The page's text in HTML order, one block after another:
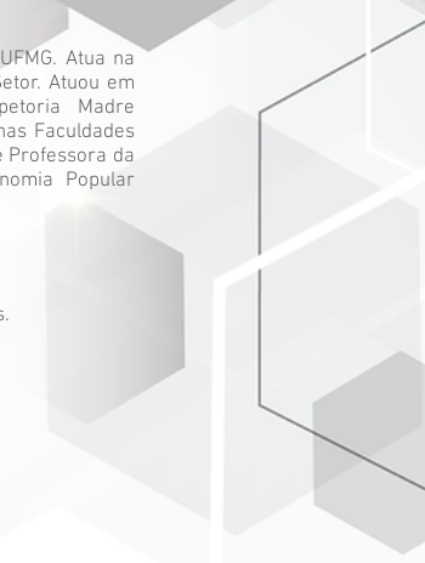
Atua na
Atuou em
Madre
Faculdades
Professora da
Popular